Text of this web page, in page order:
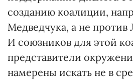
созданию коалиции,
Медведчука, а не
И союзников для этой
представители
намерены искать не в